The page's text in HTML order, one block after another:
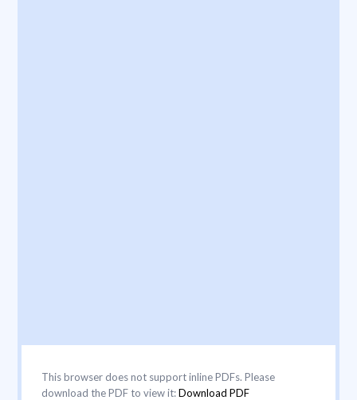
This browser does not support inline PDFs. Please
download the PDF to view it:Download PDF